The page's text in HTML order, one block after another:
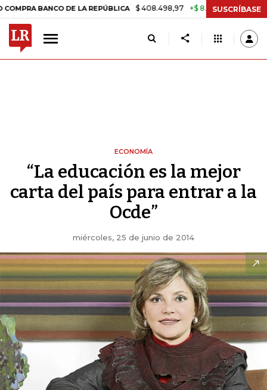
DE LA REPÚBLICA $ 408.498,97 +$ 8.753,81 +2,19% TASA
SUSCRÍBASE
ECONOMÍA
“La educación es la mejor
carta del país para entrar a la
Ocde”
miércoles, 25 de junio de 2014